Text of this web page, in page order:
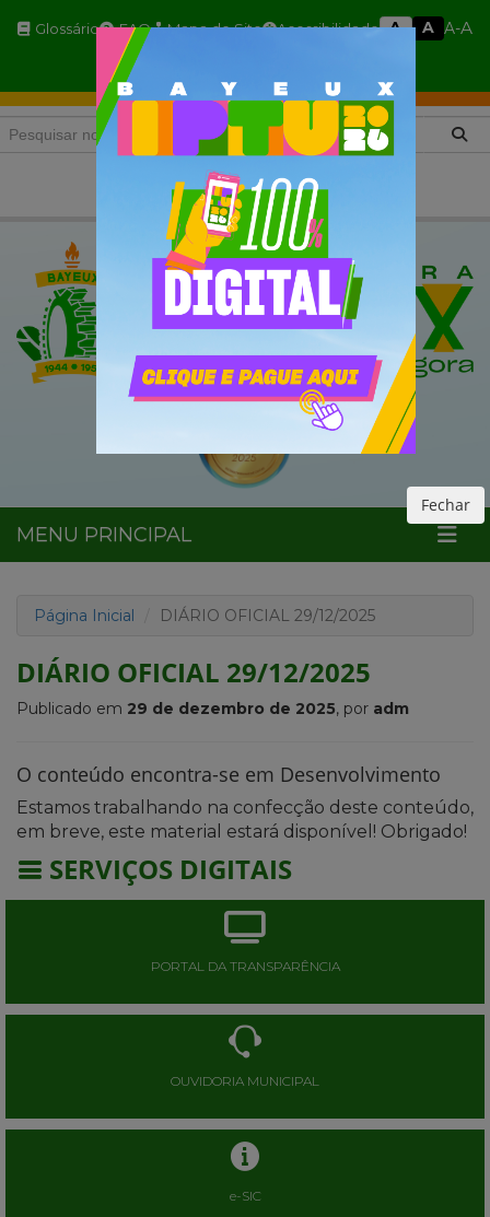
Glossário FAQ Mapa do Site Acessibilidade A A A-A
MENU PRINCIPAL
Página Inicial DIÁRIO OFICIAL 29/12/2025
DIÁRIO OFICIAL 29/12/2025
Publicado em 29 de dezembro de 2025, por adm
O conteúdo encontra-se em Desenvolvimento
Estamos trabalhando na confecção deste conteúdo,
em breve, este material estará disponível! Obrigado!
SERVIÇOS DIGITAIS
PORTAL DA TRANSPARÊNCIA
OUVIDORIA MUNICIPAL
e-SIC
Fechar